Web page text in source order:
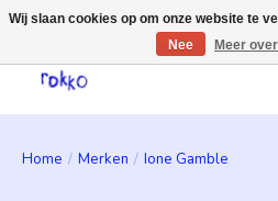
Home / Merken / Ione Gamble
Wij slaan cookies op om onze website te
Nee
Meer